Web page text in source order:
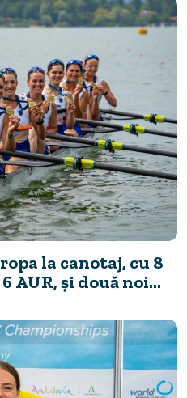
la canotaj, cu 8
AUR, și două noi